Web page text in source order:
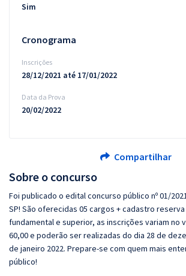
Sobre o concurso
Foi publicado o edital concurso público nº 01/
SP! São oferecidas 05 cargos + cadastro
fundamental e superior, as inscrições variam no
60,00 e poderão ser realizadas do dia 28 de
de janeiro 2022. Prepare-se com quem mais
público!
Sim
Cronograma
Inscrições
28/12/2021 até 17/01/2022
Data da Prova
20/02/2022
Compartilhar